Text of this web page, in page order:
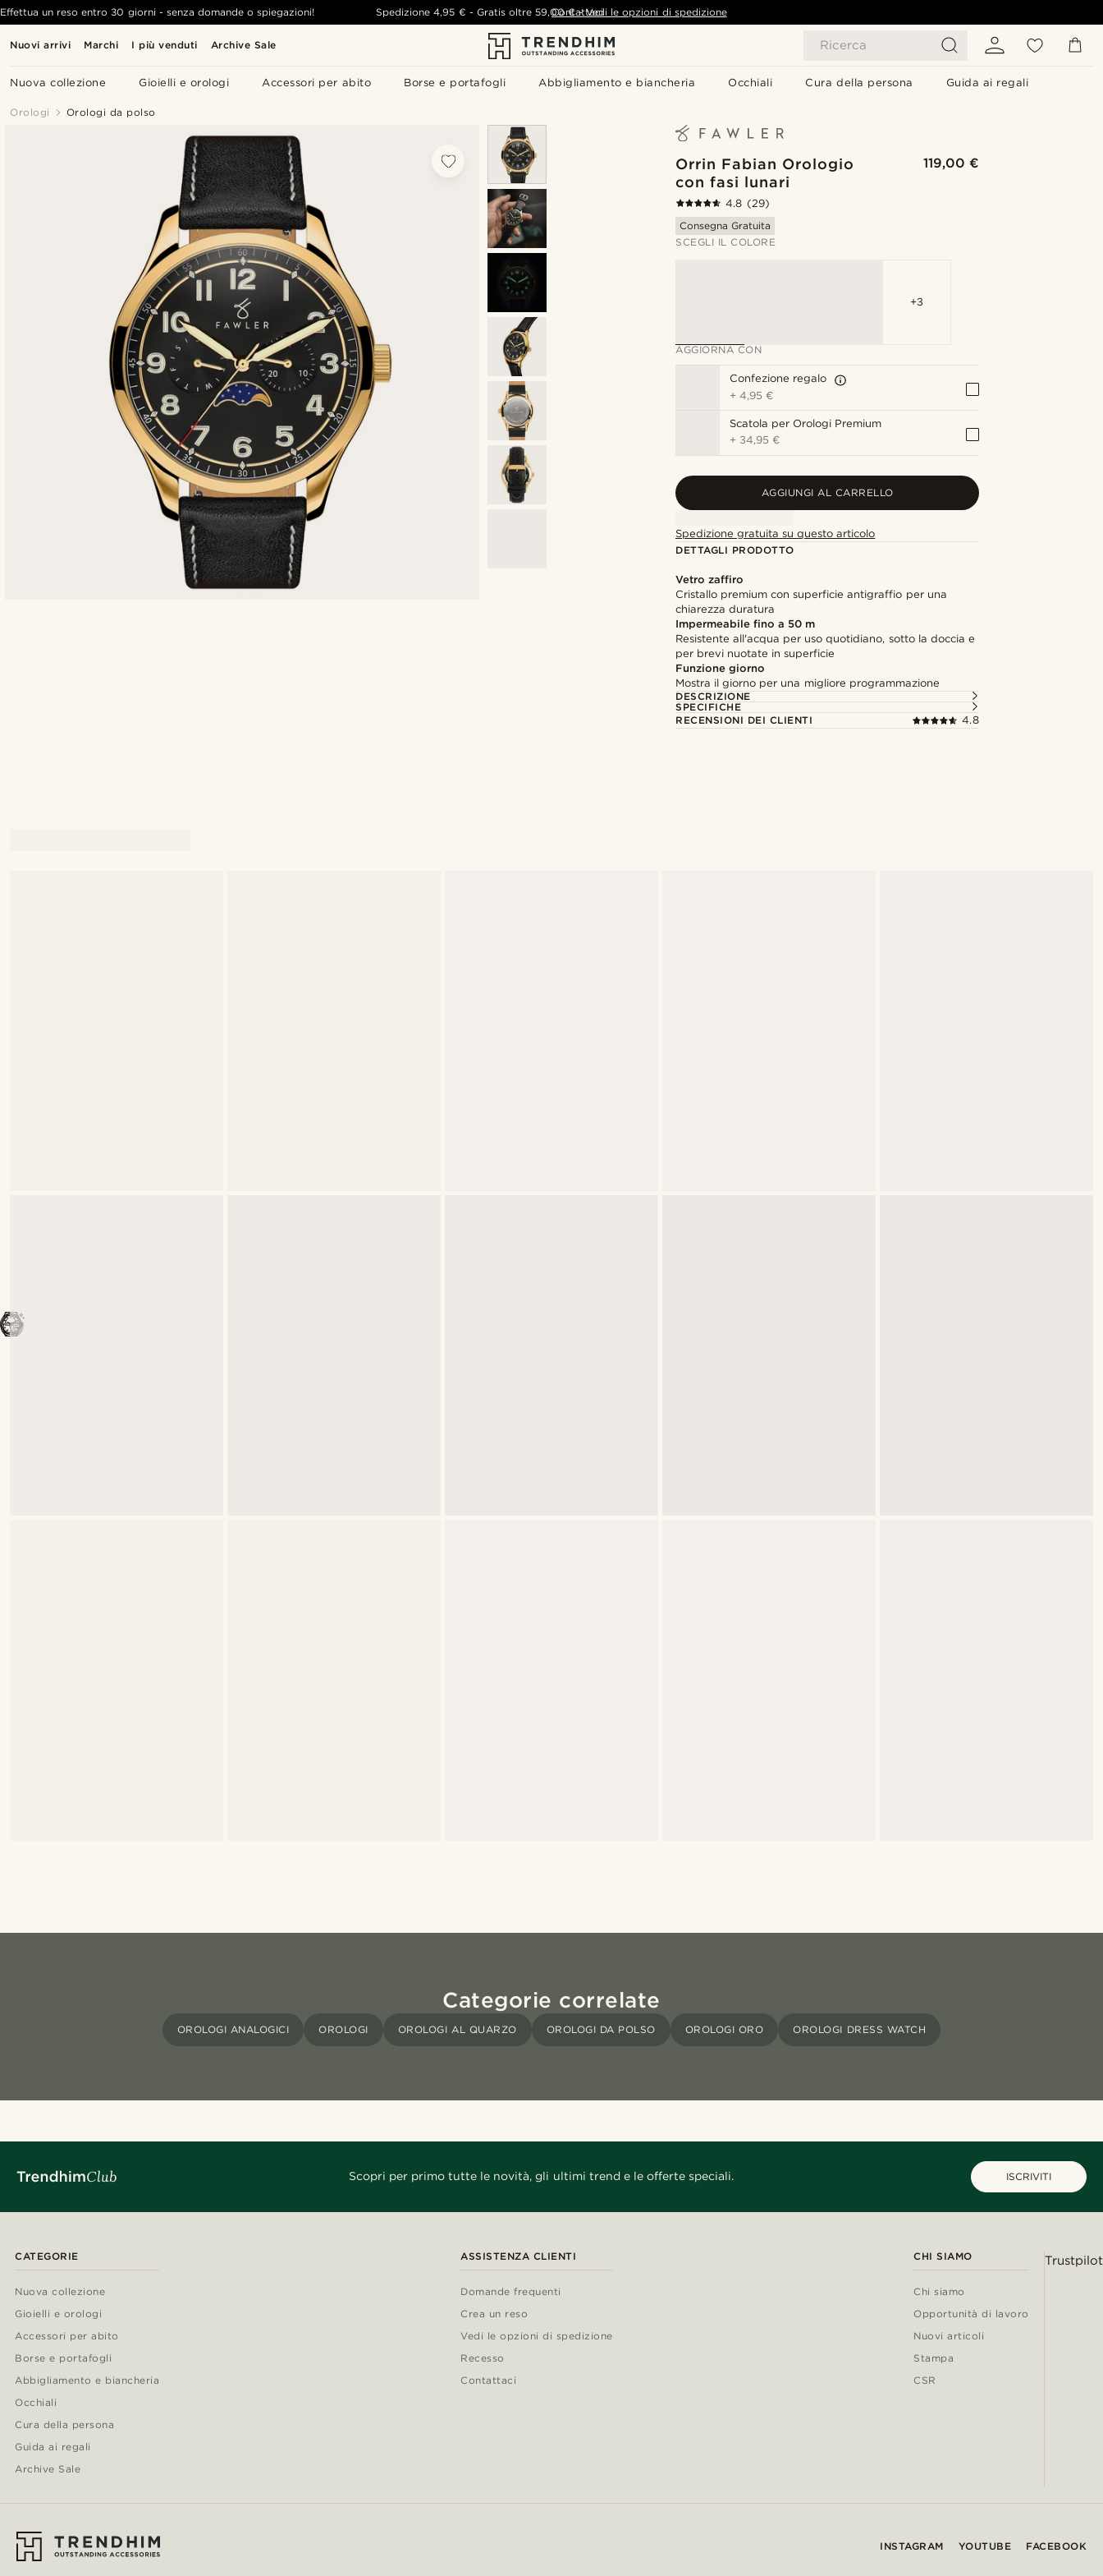
Nuovi arrivi Marchi I più venduti Archive Sale Ricerca
Nuova collezione Gioielli e orologi Accessori per abito Borse e portafogli Abbigliamento e biancheria Occhiali Cura della persona Guida ai regali
Effettua un reso entro 30 giorni - senza domande o spiegazioni! Spedizione 4,95 € - Gratis oltre 59,00 € - Vedi le opzioni di spedizione
Contattaci
Orologi Orologi da polso
Orrin Fabian Orologio
con fasi lunari
119,00 €
4.8 (29)
Consegna Gratuita
SCEGLI IL COLORE
+3
AGGIORNA CON
Confezione regalo
+4,95 €
Scatola per Orologi Premium
+ 34,95 €
AGGIUNGI AL CARRELLO
Spedizione gratuita su questo articolo
DETTAGLI PRODOTTO
Vetro zaffiro
Cristallo premium con superficie antigraffio per una
chiarezza duratura
Impermeabile fino a 50 m
Resistente all'acqua per uso quotidiano, sotto la doccia e
per brevi nuotate in superficie
Funzione giorno
Mostra il giorno per una migliore programmazione
DESCRIZIONE
SPECIFICHE
RECENSIONI DEI CLIENTI
4.8
Categorie correlate
OROLOGI ANALOGICI OROLOGI OROLOGI AL QUARZO OROLOGI DA POLSO OROLOGI ORO OROLOGI DRESS WATCH
Scopri per primo tutte le novità, gli ultimi trend e le offerte speciali. ISCRIVITI
CATEGORIE
Nuova collezione
Gioielli e orologi
Accessori per abito
Borse e portafogli
Abbigliamento e biancheria
Occhiali
Cura della persona
Guida ai regali
Archive Sale
ASSISTENZA CLIENTI
Domande frequenti
Crea un reso
Vedi le opzioni di spedizione
Recesso
Contattaci
CHI SIAMO
Chi siamo
Opportunità di lavoro
Nuovi articoli
Stampa
CSR
Trustpilot
INSTAGRAM YOUTUBE FACEBOOK